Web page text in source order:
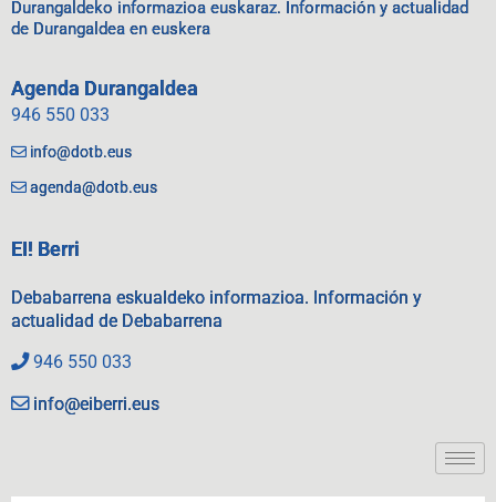
Durangaldeko informazioa euskaraz. Información y actualidad
de Durangaldea en euskera
Agenda Durangaldea
946 550 033
info@dotb.eus
agenda@dotb.eus
EI! Berri
Debabarrena eskualdeko informazioa. Información y
actualidad de Debabarrena
946 550 033
info@eiberri.eus